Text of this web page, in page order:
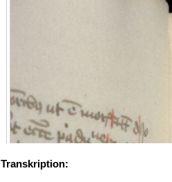
Transkription: